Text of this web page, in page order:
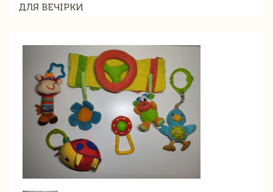
ДЛЯ ВЕЧІРКИ